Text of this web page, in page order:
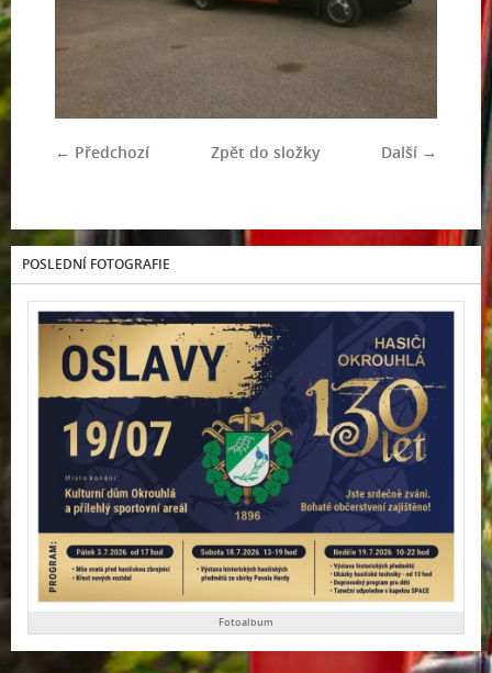
← Předchozí Další →
Zpět do složky
POSLEDNÍ FOTOGRAFIE
Fotoalbum